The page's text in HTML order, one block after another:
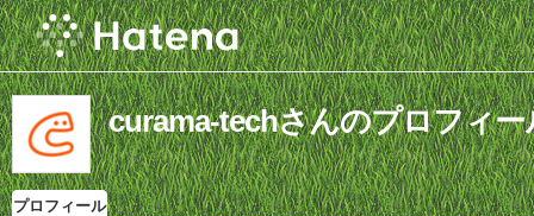
curama-techさんのプロフィー
プロフィール